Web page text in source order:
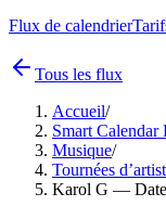
Flux de calendrier
Tous les flux
Accueil/
Smart Calendar
Musique/
Tournées
Karol G —